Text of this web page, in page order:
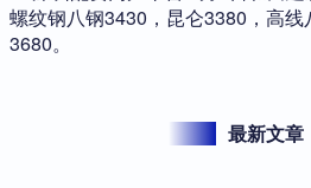
螺纹钢八钢3430，昆仑3380，高
3680。
最新文章